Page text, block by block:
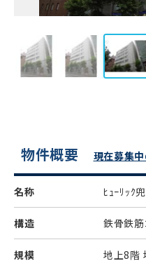
物件概要 現在募集
名称 ﾋｭｰﾘｯｸ
構造 鉄骨鉄
規模 地上8階